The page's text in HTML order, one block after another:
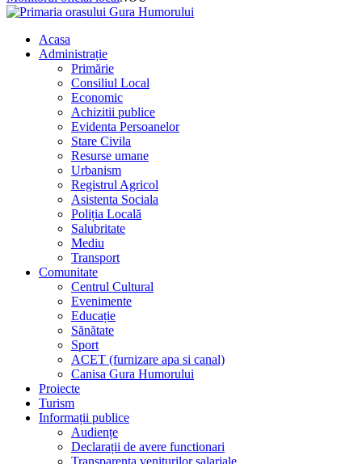
Acasa
Administrație
Primărie
Consiliul Local
Economic
Achizitii publice
Evidenta Persoanelor
Stare Civila
Resurse umane
Urbanism
Registrul Agricol
Asistenta Sociala
Poliția Locală
Salubritate
Mediu
Transport
Comunitate
Centrul Cultural
Evenimente
Educație
Sănătate
Sport
ACET (furnizare apa si canal)
Canisa Gura Humorului
Proiecte
Turism
Informații publice
Audiențe
Declarații de avere functionari
Transparenta veniturilor salariale